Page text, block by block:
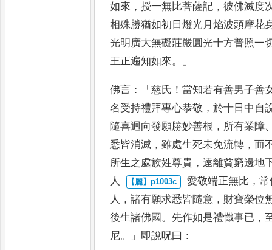
如來 ，授一無比菩薩記 ，彼佛滅度
相殊勝猶如初日燈光月焰波頭摩花
光明廣大無礙莊嚴圓光十方普照一
王正遍知如來。」
佛言 ：「慈氏 ！當知若有善男子善
名受持禮拜專心恭敬 ，於十日中自
隨喜迴向發願勝妙善根 ， 所有業障
悉皆消滅 ，雖處生死未免流轉 ， 而
所生之處族姓尊貴 ，遠離貧窮邊地
人
愛敬端正無比 ，常
人 ，諸有願求悉皆隨意 ， 財寶榮位
後生諸佛國 。 先作如是禮懺事已 ，
尼。」 即說呪曰 ：